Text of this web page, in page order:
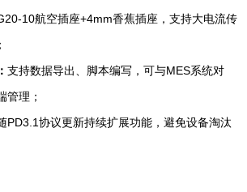
10航空插座+4mm香蕉插座，支持大电流传
支持数据导出、脚本编写，可与MES系统对
管理；
PD3.1协议更新持续扩展功能，避免设备淘汰